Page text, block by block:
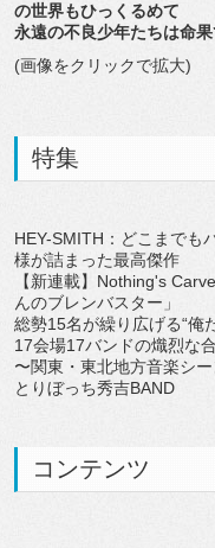
の世界もひっくるめて
永遠の不良少年たちは命
(画像をクリックで拡大)
特集
HEY-SMITH：どこまでも
様が詰まった最高傑作
【新連載】Nothing's
んのブレンバスター」
総勢15名が繰り広げる“俺
17会場17バンドの熾烈な
〜関東・東北地方音楽シ
とりぼっち秀吉BAND
コンテンツ